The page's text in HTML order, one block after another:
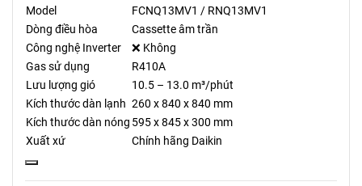
Model
FCNQ13MV1 / RNQ13MV1
Dòng điều hòa
Cassette âm trần
Công nghệ Inverter
❌ Không
Gas sử dụng
R410A
Lưu lượng gió
10.5 – 13.0 m³/phút
Kích thước dàn lạnh 260 x 840 x 840 mm
Kích thước dàn nóng 595 x 845 x 300 mm
Xuất xứ
Chính hãng Daikin